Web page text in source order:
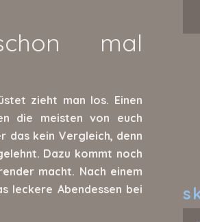
mal
zieht man los. Einen
die meisten von euch
das kein Vergleich, denn
Dazu kommt noch
macht. Nach einem
leckere Abendessen bei